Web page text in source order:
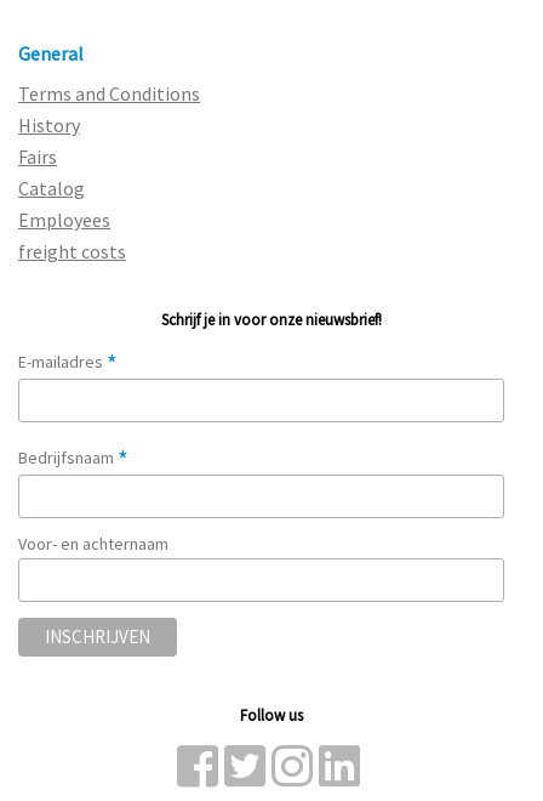
General
Terms and Conditions
History
Fairs
Catalog
Employees
freight costs
Schrijf je in voor onze nieuwsbrief!
E-mailadres *
Bedrijfsnaam *
Voor- en achternaam
Follow us